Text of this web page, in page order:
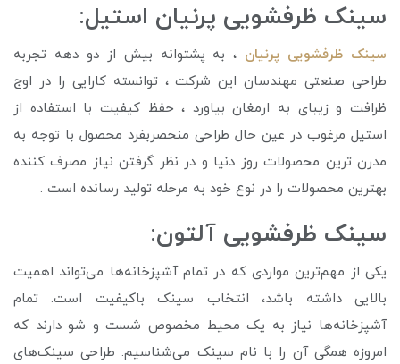
سینک ظرفشویی پرنیان استیل:
سینک ظرفشویی پرنیان ، به پشتوانه بیش از دو دهه تجربه
طراحی صنعتی مهندسان این شرکت ، توانسته کارایی را در اوج
ظرافت و زیبای به ارمغان بیاورد ، حفظ کیفیت با استفاده از
استیل مرغوب در عین حال طراحی منحصربفرد محصول با توجه به
مدرن ترین محصولات روز دنیا و در نظر گرفتن نیاز مصرف کننده
بهترین محصولات را در نوع خود به مرحله تولید رسانده است .
سینک ظرفشویی آلتون:
یکی از مهم‌ترین مواردی که در تمام آشپزخانه‌ها می‌تواند اهمیت
بالایی داشته باشد، انتخاب سینک باکیفیت است. تمام
آشپزخانه‌ها نیاز به یک محیط مخصوص شست و شو دارند که
امروزه همگی آن را با نام سینک می‌شناسیم. طراحی سینک‌های